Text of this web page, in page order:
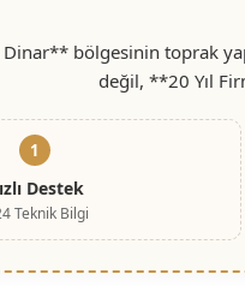
bölgesinin toprak
değil, **20 Yıl
1
Destek
Teknik Bilgi